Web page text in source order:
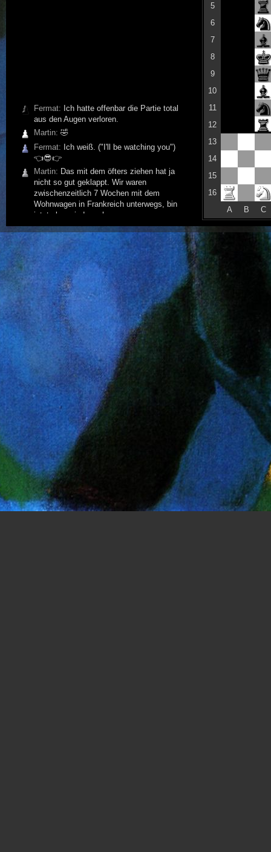
Fermat: Ich hatte offenbar die Partie total
aus den Augen verloren.
Martin: 🤣
Fermat: Ich weiß. ("I'll be watching you")
👈😎👉
Martin: Das mit dem öfters ziehen hat ja
nicht so gut geklappt. Wir waren
zwischenzeitlich 7 Wochen mit dem
Wohnwagen in Frankreich unterwegs, bin
jetzt aber wieder zuhause.
Fermat:Lass Dir Zeit! Familie geht vor.
Martin:
Variante wär mir egal. Hoffe ich
komme öfter zum Ziehen!
5
6
7
8
9
10
11
12
13
14
15
16
A
B C